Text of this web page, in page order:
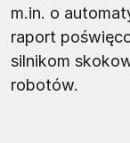
m.in. o
raport
silnikom
robotów.